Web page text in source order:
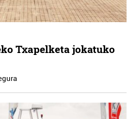
Txapelketa jokatuko